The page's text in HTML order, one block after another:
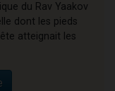
du Rav Yaakov
dont les pieds
atteignait les